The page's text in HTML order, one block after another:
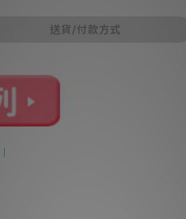
送貨/付款方式
｜